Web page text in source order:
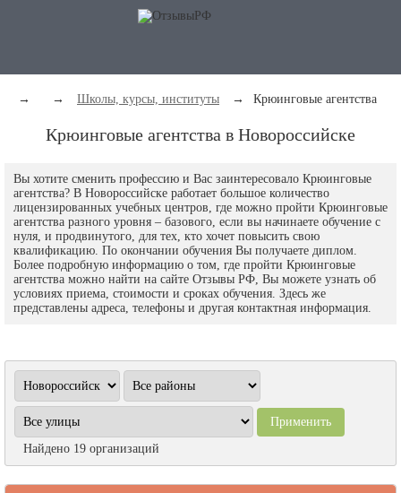
→ → Школы, курсы, институты → Крюинговые агентства
Крюинговые агентства в Новороссийске
Вы хотите сменить профессию и Вас заинтересовало Крюинговые
агентства? В Новороссийске работает большое количество
лицензированных учебных центров, где можно пройти Крюинговые
агентства разного уровня – базового, если вы начинаете обучение с
нуля, и продвинутого, для тех, кто хочет повысить свою
квалификацию. По окончании обучения Вы получаете диплом.
Более подробную информацию о том, где пройти Крюинговые
агентства можно найти на сайте Отзывы РФ, Вы можете узнать об
условиях приема, стоимости и сроках обучения. Здесь же
представлены адреса, телефоны и другая контактная информация.
Найдено 19 организаций